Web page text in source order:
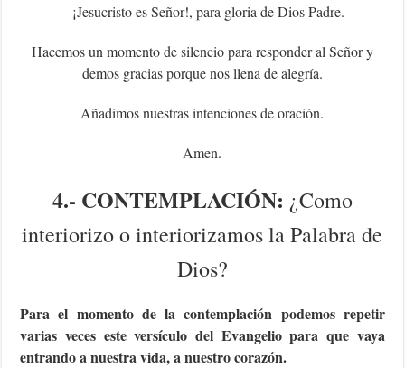
¡Jesucristo es Señor!, para gloria de Dios Padre.
Hacemos un momento de silencio para responder al Señor y
demos gracias porque nos llena de alegría.
Añadimos nuestras intenciones de oración.
Amen.
4.- CONTEMPLACIÓN: ¿Como
interiorizo o interiorizamos la Palabra de
Dios?
Para el momento de la contemplación podemos repetir
varias veces este versículo del Evangelio para que vaya
entrando a nuestra vida, a nuestro corazón.